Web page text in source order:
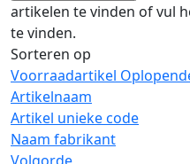
artikelen te vinden of vul
te vinden.
Sorteren op
Voorraadartikel
Artikelnaam
Artikel unieke code
Naam fabrikant